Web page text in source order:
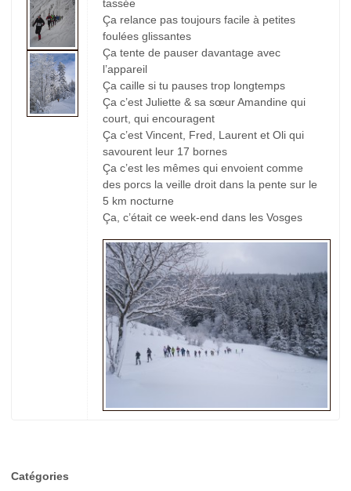
tassée
Ça relance pas toujours facile à petites
foulées glissantes
Ça tente de pauser davantage avec
l’appareil
Ça caille si tu pauses trop longtemps
Ça c’est Juliette & sa sœur Amandine qui
court, qui encouragent
Ça c’est Vincent, Fred, Laurent et Oli qui
savourent leur 17 bornes
Ça c’est les mêmes qui envoient comme
des porcs la veille droit dans la pente sur le
5 km nocturne
Ça, c’était ce week-end dans les Vosges
Catégories